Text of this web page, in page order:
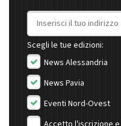
Indirizzo email
Scegli le tue edizioni:
News Alessandria
News Pavia
Eventi Nord-Ovest